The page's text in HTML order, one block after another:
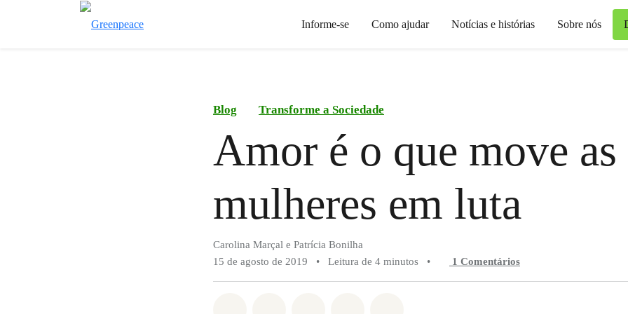
Informe-se Como ajudar Notícias e histórias Sobre nós
Blog Transforme a Sociedade
Amor é o que move as
mulheres em luta
Carolina Marçal e Patrícia Bonilha
15 de agosto de 2019
• Leitura de 4 minutos • 1 Comentários